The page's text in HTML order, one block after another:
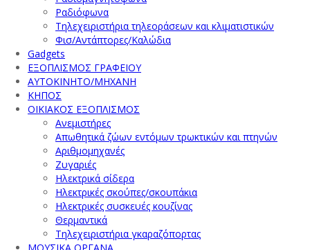
Ραδιόφωνα
Τηλεχειριστήρια τηλεοράσεων και κλιματιστικών
Φισ/Αντάπτορες/Καλώδια
Gadgets
ΕΞΟΠΛΙΣΜΟΣ ΓΡΑΦΕΙΟΥ
ΑΥΤΟΚΙΝΗΤΟ/ΜΗΧΑΝΗ
ΚΗΠΟΣ
ΟΙΚΙΑΚΟΣ ΕΞΟΠΛΙΣΜΟΣ
Ανεμιστήρες
Απωθητικά ζώων εντόμων τρωκτικών και πτηνών
Αριθμομηχανές
Ζυγαριές
Ηλεκτρικά σίδερα
Ηλεκτρικές σκούπες/σκουπάκια
Ηλεκτρικές συσκευές κουζίνας
Θερμαντικά
Τηλεχειριστήρια γκαραζόπορτας